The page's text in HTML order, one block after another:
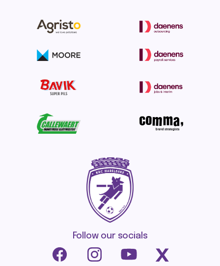
Follow our socials